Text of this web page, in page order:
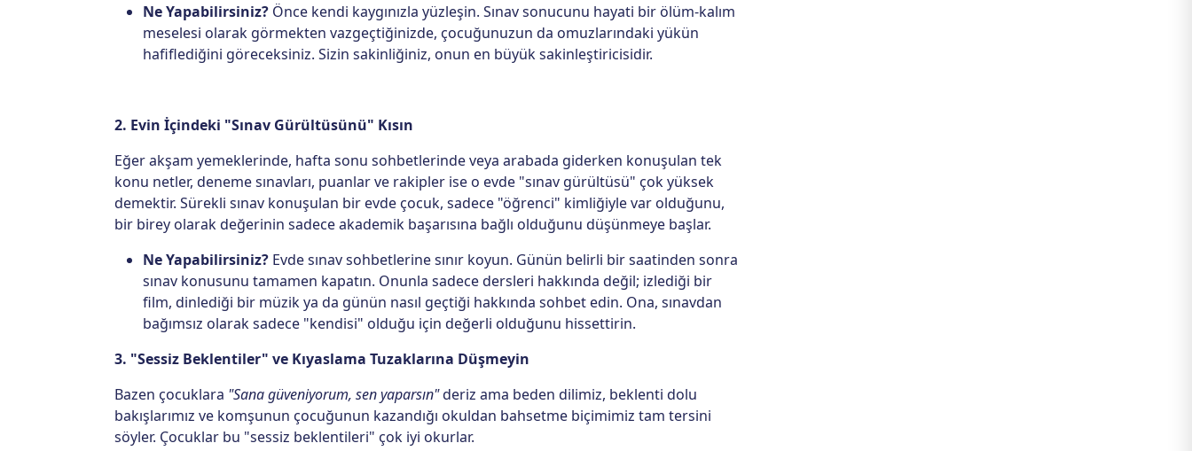
Ne Yapabilirsiniz? Önce kendi kaygınızla yüzleşin. Sınav sonucunu hayati bir ölüm-kalım
meselesi olarak görmekten vazgeçtiğinizde, çocuğunuzun da omuzlarındaki yükün
hafiflediğini göreceksiniz. Sizin sakinliğiniz, onun en büyük sakinleştiricisidir.
2. Evin İçindeki "Sınav Gürültüsünü" Kısın
Eğer akşam yemeklerinde, hafta sonu sohbetlerinde veya arabada giderken konuşulan tek
konu netler, deneme sınavları, puanlar ve rakipler ise o evde "sınav gürültüsü" çok yüksek
demektir. Sürekli sınav konuşulan bir evde çocuk, sadece "öğrenci" kimliğiyle var olduğunu,
bir birey olarak değerinin sadece akademik başarısına bağlı olduğunu düşünmeye başlar.
Ne Yapabilirsiniz? Evde sınav sohbetlerine sınır koyun. Günün belirli bir saatinden sonra
sınav konusunu tamamen kapatın. Onunla sadece dersleri hakkında değil; izlediği bir
film, dinlediği bir müzik ya da günün nasıl geçtiği hakkında sohbet edin. Ona, sınavdan
bağımsız olarak sadece "kendisi" olduğu için değerli olduğunu hissettirin.
3. "Sessiz Beklentiler" ve Kıyaslama Tuzaklarına Düşmeyin
Bazen çocuklara "Sana güveniyorum, sen yaparsın"deriz ama beden dilimiz, beklenti dolu
bakışlarımız ve komşunun çocuğunun kazandığı okuldan bahsetme biçimimiz tam tersini
söyler. Çocuklar bu "sessiz beklentileri" çok iyi okurlar.